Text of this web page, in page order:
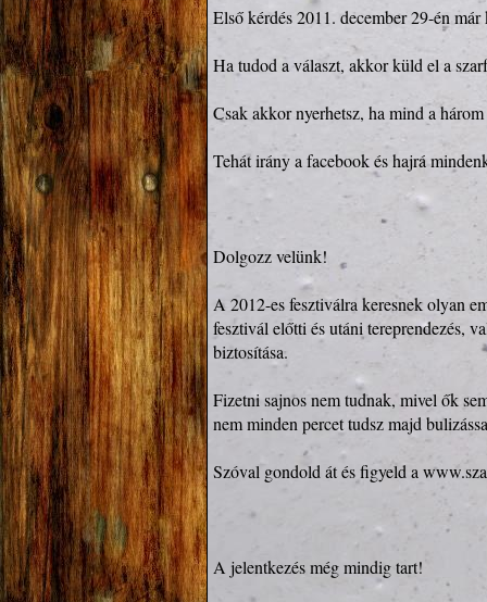
Első kérdés 2011. december 29-én
Ha tudod a választ, akkor küld el a
Csak akkor nyerhetsz, ha mind a
Tehát irány a facebook és hajrá
Dolgozz velünk!
A 2012-es fesztiválra keresnek olyan
fesztivál előtti és utáni tereprendezés,
biztosítása.
Fizetni sajnos nem tudnak, mivel ők
nem minden percet tudsz majd
Szóval gondold át és figyeld a
A jelentkezés még mindig tart!